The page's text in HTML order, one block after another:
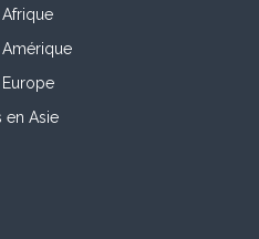
en Asie